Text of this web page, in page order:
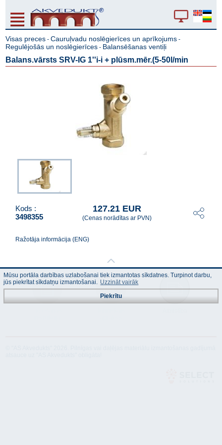
Visas preces -Cauruļvadu noslēgierīces un aprīkojums -
Regulējošās un noslēgierīces - Balansēšanas ventiļi
Balans.vārsts SRV-IG 1''i-i + plūsm.mēr.(5-50l/min
Kods :
3498355
127.21 EUR
(Cenas norādītas ar PVN)
Ražotāja informācija (ENG)
Mūsu portāla darbības uzlabošanai tiek izmantotas sīkdatnes. Turpinot darbu,
jūs piekrītat sīkdatņu izmantošanai. Uzzināt vairāk
Piekrītu